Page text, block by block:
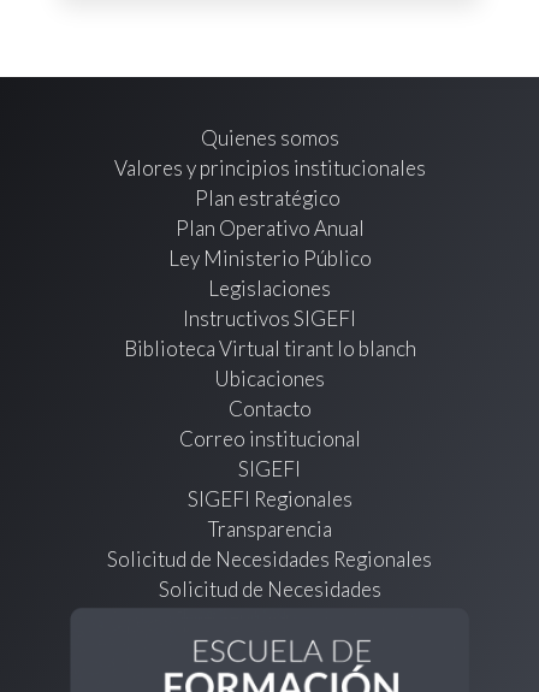
Quienes somos
Valores y principios institucionales
Plan estratégico
Plan Operativo Anual
Ley Ministerio Público
Legislaciones
Instructivos SIGEFI
Biblioteca Virtual tirant lo blanch
Ubicaciones
Contacto
Correo institucional
SIGEFI
SIGEFI Regionales
Transparencia
Solicitud de Necesidades Regionales
Solicitud de Necesidades